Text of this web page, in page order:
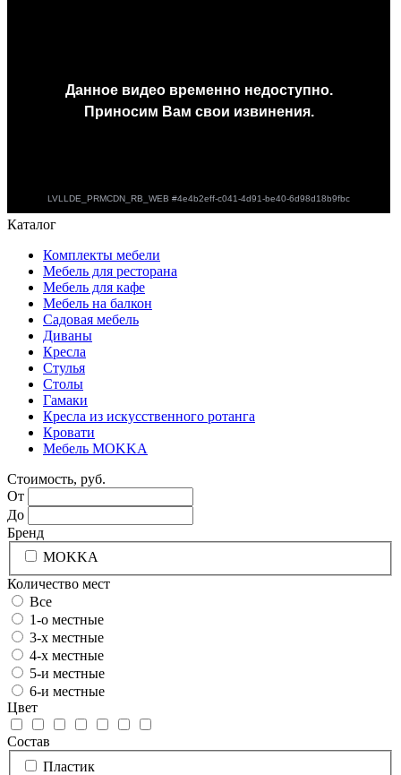
Каталог
Комплекты мебели
Мебель для ресторана
Мебель для кафе
Мебель на балкон
Садовая мебель
Диваны
Кресла
Стулья
Столы
Гамаки
Кресла из искусственного ротанга
Кровати
Мебель MOKKA
Стоимость, руб.
От
До
Бренд
MOKKA
Количество мест
Все
1-о местные
3-х местные
4-х местные
5-и местные
6-и местные
Цвет
Состав
Пластик